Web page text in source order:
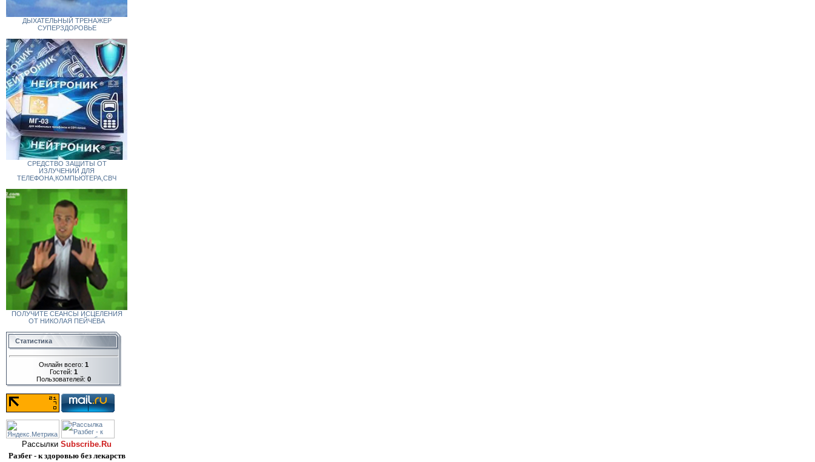
ДЫХАТЕЛЬНЫЙ ТРЕНАЖЕР
СУПЕРЗДОРОВЬЕ
СРЕДСТВО ЗАЩИТЫ ОТ
ИЗЛУЧЕНИЙ ДЛЯ
ТЕЛЕФОНА,КОМПЬЮТЕРА,СВЧ
ПОЛУЧИТЕ СЕАНСЫ ИСЦЕЛЕНИЯ
ОТ НИКОЛАЯ ПЕЙЧЕВА
Статистика
Онлайн всего: 1
Гостей: 1
Пользователей: 0
Рассылки Subscribe.Ru
Разбег - к здоровью без лекарств